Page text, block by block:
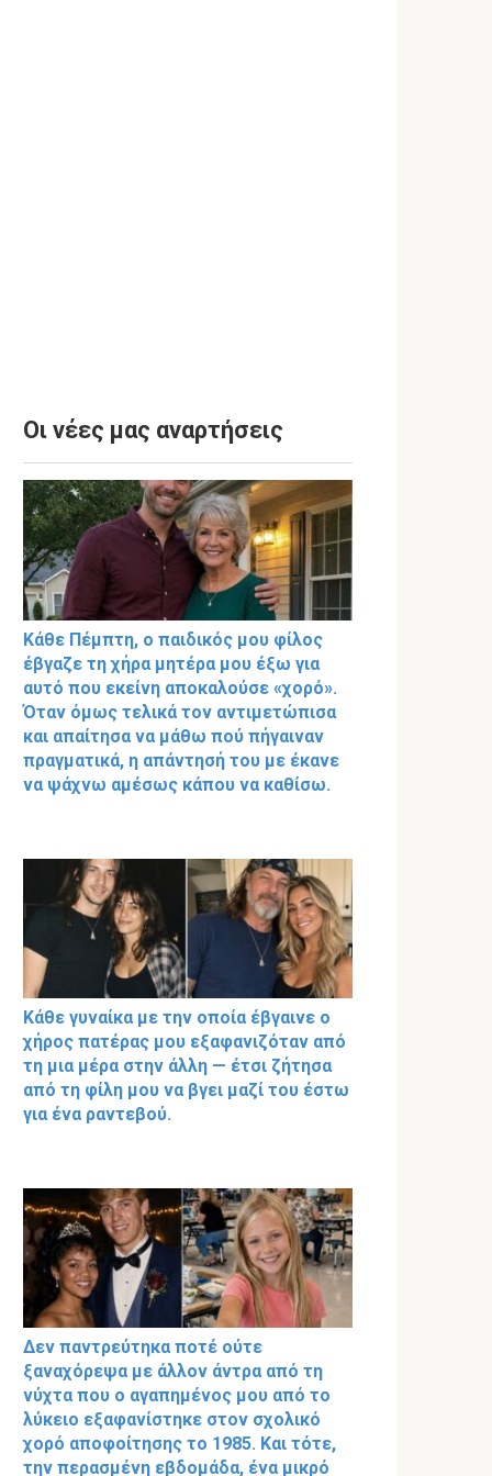
Οι νέες μας αναρτήσεις
Κάθε Πέμπτη, ο παιδικός μου φίλος
έβγαζε τη χήρα μητέρα μου έξω για
αυτό που εκείνη αποκαλούσε «χορό».
Όταν όμως τελικά τον αντιμετώπισα
και απαίτησα να μάθω πού πήγαιναν
πραγματικά, η απάντησή του με έκανε
να ψάχνω αμέσως κάπου να καθίσω.
Κάθε γυναίκα με την οποία έβγαινε ο
χήρος πατέρας μου εξαφανιζόταν από
τη μια μέρα στην άλλη — έτσι ζήτησα
από τη φίλη μου να βγει μαζί του έστω
για ένα ραντεβού.
Δεν παντρεύτηκα ποτέ ούτε
ξαναχόρεψα με άλλον άντρα από τη
νύχτα που ο αγαπημένος μου από το
λύκειο εξαφανίστηκε στον σχολικό
χορό αποφοίτησης το 1985. Και τότε,
την περασμένη εβδομάδα, ένα μικρό